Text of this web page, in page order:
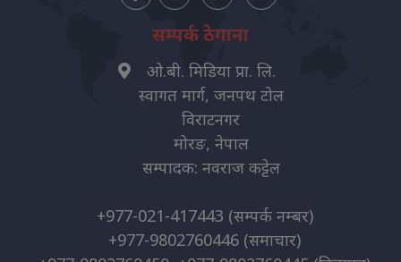
सम्पर्क ठेगाना
ओ.बी. मिडिया प्रा. लि.
स्वागत मार्ग, जनपथ टोल
विराटनगर
मोरङ, नेपाल
सम्पादक: नवराज कट्टेल
+977-021-417443 (सम्पर्क नम्बर)
+977-9802760446 (समाचार)